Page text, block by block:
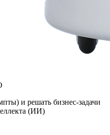
и решать бизнес-задачи
(ИИ)